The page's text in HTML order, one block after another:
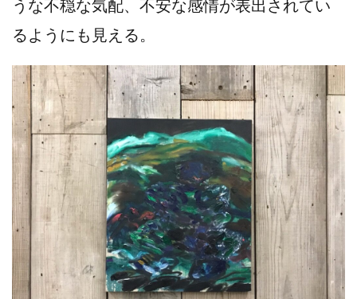
うな不穏な気配、不安な感情が表出されてい
るようにも見える。